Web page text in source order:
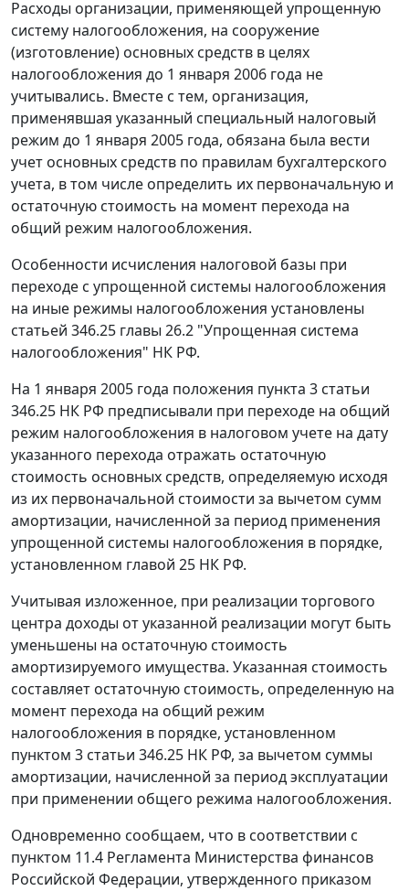
Расходы организации, применяющей упрощенную
систему налогообложения, на сооружение
(изготовление) основных средств в целях
налогообложения до 1 января 2006 года не
учитывались. Вместе с тем, организация,
применявшая указанный специальный налоговый
режим до 1 января 2005 года, обязана была вести
учет основных средств по правилам бухгалтерского
учета, в том числе определить их первоначальную и
остаточную стоимость на момент перехода на
общий режим налогообложения.
Особенности исчисления налоговой базы при
переходе с упрощенной системы налогообложения
на иные режимы налогообложения установлены
статьей 346.25 главы 26.2 "Упрощенная система
налогообложения" НК РФ.
На 1 января 2005 года положения пункта 3 статьи
346.25 НК РФ предписывали при переходе на общий
режим налогообложения в налоговом учете на дату
указанного перехода отражать остаточную
стоимость основных средств, определяемую исходя
из их первоначальной стоимости за вычетом сумм
амортизации, начисленной за период применения
упрощенной системы налогообложения в порядке,
установленном главой 25 НК РФ.
Учитывая изложенное, при реализации торгового
центра доходы от указанной реализации могут быть
уменьшены на остаточную стоимость
амортизируемого имущества. Указанная стоимость
составляет остаточную стоимость, определенную на
момент перехода на общий режим
налогообложения в порядке, установленном
пунктом 3 статьи 346.25 НК РФ, за вычетом суммы
амортизации, начисленной за период эксплуатации
при применении общего режима налогообложения.
Одновременно сообщаем, что в соответствии с
пунктом 11.4 Регламента Министерства финансов
Российской Федерации, утвержденного приказом